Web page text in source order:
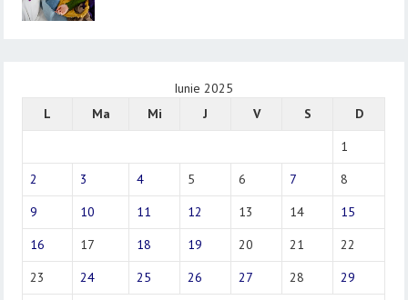
Iunie 2025
L
Ma Mi J V S
D
1
2
3 4 5 6 7
8
9
10 11 12 13 14
15
16
17 18 19 20 21
22
23
24 25 26 27 28
29